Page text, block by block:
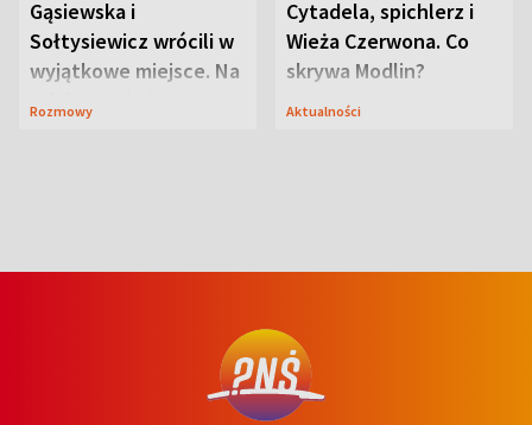
Gąsiewska i
Sołtysiewicz wrócili w
wyjątkowe miejsce. Na
szlaku czekał
Rozmowy
Cytadela, spichlerz i
Wieża Czerwona. Co
skrywa Modlin?
Aktualności